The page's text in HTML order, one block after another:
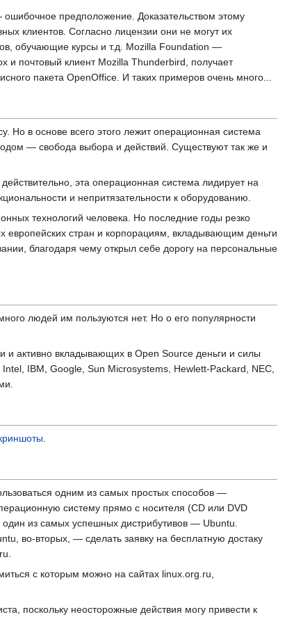
предположение. Доказательством этому
клиентов. Согласно лицензии они не могут их
обучающие курсы и т.д. Mozilla Foundation —
и почтовый клиент Mozilla Thunderbird, получает
пакета OpenOffice. И таких примеров очень много...
в основе всего этого лежит операционная система
— свобода выбора и действий. Существуют так же и
эта операционная система лидирует на
и непритязательности к оборудованию.
технологий человека. Но последние годы резко
европейских стран и корпорациям, вкладывающим деньги
благодаря чему открыл себе дорогу на персональные
людей им пользуются нет. Но о его популярности
и активно вкладывающих в Open Source деньги и силы
Intel, IBM, Google, Sun Microsystems, Hewlett-Packard, NEC,
.
одним из самых простых способов —
систему прямо с носителя (CD или DVD
из самых успешных дистрибутивов — Ubuntu.
во-вторых, — сделать заявку на бесплатную достаку
с которым можно на сайтах linux.org.ru,
поскольку неосторожные действия могу привести к